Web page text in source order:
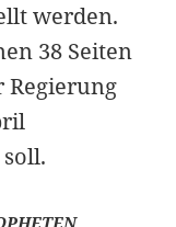
werden.
38 Seiten
Regierung